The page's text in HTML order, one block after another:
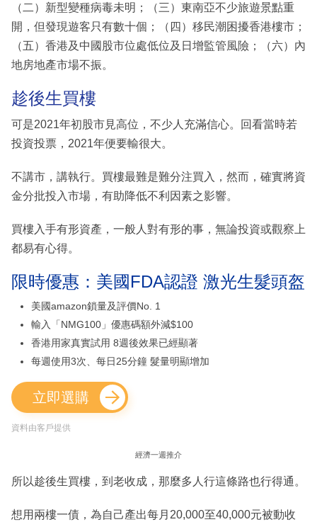
（二）新型變種病毒未明；（三）東南亞不少旅遊景點重
開，但發現遊客只有數十個；（四）移民潮困擾香港樓市；
（五）香港及中國股市位處低位及日增監管風險；（六）內
地房地產市場不振。
趁後生買樓
可是2021年初股市見高位，不少人充滿信心。回看當時若
投資投票，2021年便要輸很大。
不講市，講執行。買樓最難是難分注買入，然而，確實將資
金分批投入市場，有助降低不利因素之影響。
買樓入手有形資產，一般人對有形的事，無論投資或觀察上
都易有心得。
限時優惠：美國FDA認證 激光生髮頭盔
美國amazon鎖量及評價No. 1
輸入「NMG100」優惠碼額外減$100
香港用家真實試用 8週後效果已經顯著
每週使用3次、每日25分鐘 髮量明顯增加
立即選購
資料由客戶提供
經濟一週推介
所以趁後生買樓，到老收成，那麼多人行這條路也行得通。
想用兩樓一債，為自己產出每月20,000至40,000元被動收